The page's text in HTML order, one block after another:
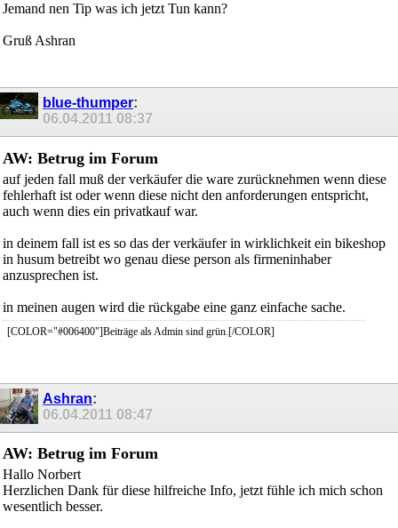
Jemand nen Tip was ich jetzt Tun kann?
Gruß Ashran
blue-thumper:
06.04.2011 08:37
AW: Betrug im Forum
auf jeden fall muß der verkäufer die ware zurücknehmen wenn diese
fehlerhaft ist oder wenn diese nicht den anforderungen entspricht,
auch wenn dies ein privatkauf war.
in deinem fall ist es so das der verkäufer in wirklichkeit ein bikeshop
in husum betreibt wo genau diese person als firmeninhaber
anzusprechen ist.
in meinen augen wird die rückgabe eine ganz einfache sache.
[COLOR="#006400"]Beiträge als Admin sind grün.[/COLOR]
Ashran:
06.04.2011 08:47
AW: Betrug im Forum
Hallo Norbert
Herzlichen Dank für diese hilfreiche Info, jetzt fühle ich mich schon
wesentlich besser.